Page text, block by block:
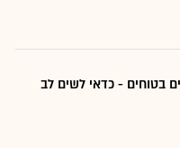
בטוחים - כדאי לשים לב